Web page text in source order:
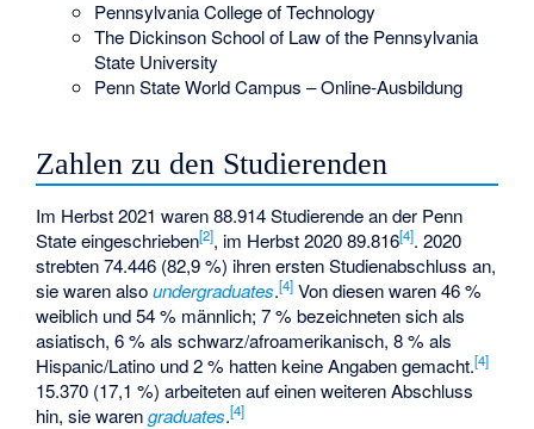
Pennsylvania College of Technology
The Dickinson School of Law of the Pennsylvania
State University
Penn State World Campus – Online-Ausbildung
Zahlen zu den Studierenden
Im Herbst 2021 waren 88.914 Studierende an der Penn
State eingeschrieben[2], im Herbst 2020 89.816[4]. 2020
strebten 74.446 (82,9 %) ihren ersten Studienabschluss an,
sie waren alsoundergraduates.[4] Von diesen waren 46 %
weiblich und 54 % männlich; 7 % bezeichneten sich als
asiatisch, 6 % als schwarz/afroamerikanisch, 8 % als
Hispanic/Latino und 2 % hatten keine Angaben gemacht.[4]
15.370 (17,1 %) arbeiteten auf einen weiteren Abschluss
hin, sie warengraduates.[4]